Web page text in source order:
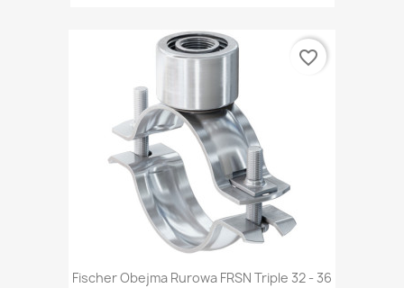
Fischer Obejma Rurowa FRSN Triple 32 - 36
favorite_border